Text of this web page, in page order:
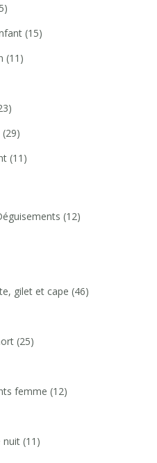
(15)
(11)
(29)
(11)
(12)
gilet et cape (46)
(25)
femme (12)
nuit (11)